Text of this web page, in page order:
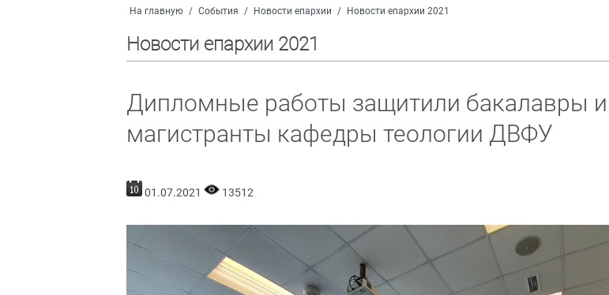
На главную / События / Новости епархии / Новости епархии 2021
Новости епархии 2021
Дипломные работы защитили бакалавры и
магистранты кафедры теологии ДВФУ
01.07.2021 13512